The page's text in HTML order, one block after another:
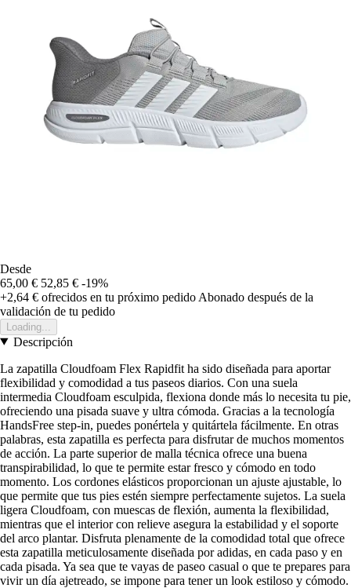
Desde
65,00 € 52,85 € -19%
+2,64 € ofrecidos en tu próximo pedido Abonado después de la
validación de tu pedido
Loading...
Descripción
La zapatilla Cloudfoam Flex Rapidfit ha sido diseñada para aportar
flexibilidad y comodidad a tus paseos diarios. Con una suela
intermedia Cloudfoam esculpida, flexiona donde más lo necesita tu pie,
ofreciendo una pisada suave y ultra cómoda. Gracias a la tecnología
HandsFree step-in, puedes ponértela y quitártela fácilmente. En otras
palabras, esta zapatilla es perfecta para disfrutar de muchos momentos
de acción. La parte superior de malla técnica ofrece una buena
transpirabilidad, lo que te permite estar fresco y cómodo en todo
momento. Los cordones elásticos proporcionan un ajuste ajustable, lo
que permite que tus pies estén siempre perfectamente sujetos. La suela
ligera Cloudfoam, con muescas de flexión, aumenta la flexibilidad,
mientras que el interior con relieve asegura la estabilidad y el soporte
del arco plantar. Disfruta plenamente de la comodidad total que ofrece
esta zapatilla meticulosamente diseñada por adidas, en cada paso y en
cada pisada. Ya sea que te vayas de paseo casual o que te prepares para
vivir un día ajetreado, se impone para tener un look estiloso y cómodo.